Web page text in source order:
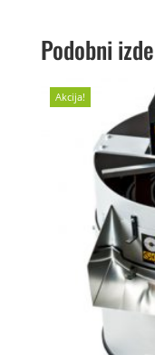
Podobni
Akcija!